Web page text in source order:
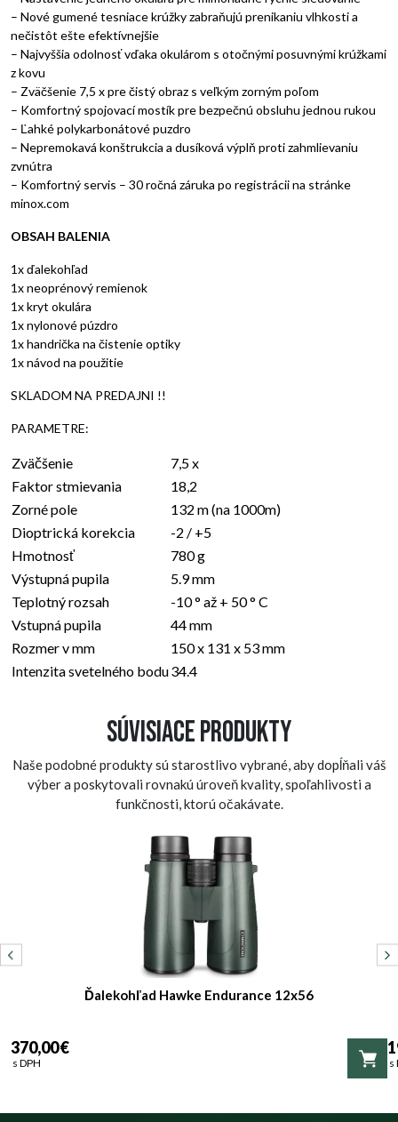
– Nové gumené tesniace krúžky zabraňujú prenikaniu vlhkosti a
nečistôt ešte efektívnejšie
– Najvyššia odolnosť vďaka okulárom s otočnými posuvnými krúžkami
z kovu
– Zväčšenie 7,5 x pre čistý obraz s veľkým zorným poľom
– Komfortný spojovací mostík pre bezpečnú obsluhu jednou rukou
– Ľahké polykarbonátové puzdro
– Nepremokavá konštrukcia a dusíková výplň proti zahmlievaniu
zvnútra
– Komfortný servis – 30 ročná záruka po registrácii na stránke
minox.com
OBSAH BALENIA
1x ďalekohľad
1x neoprénový remienok
1x kryt okulára
1x nylonové púzdro
1x handrička na čistenie optiky
1x návod na použitie
SKLADOM NA PREDAJNI !!
PARAMETRE:
Zväčšenie
7,5 x
Faktor stmievania
18,2
Zorné pole
132 m (na 1000m)
Dioptrická korekcia
-2 / +5
Hmotnosť
780 g
Výstupná pupila
5.9 mm
Teplotný rozsah
-10 ° až + 50 ° C
Vstupná pupila
44 mm
Rozmer v mm
150 x 131 x 53 mm
Intenzita svetelného bodu34.4
Súvisiace produkty
Naše podobné produkty sú starostlivo vybrané, aby dopĺňali váš
výber a poskytovali rovnakú úroveň kvality, spoľahlivosti a
funkčnosti, ktorú očakávate.
Ďalekohľad Hawke Endurance 12x56
370,00 €
s DPH s